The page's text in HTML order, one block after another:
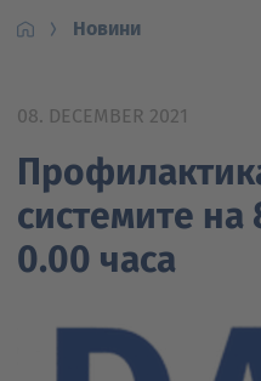
Новини
08. DECEMBER 2021
системите на
0.00 часа